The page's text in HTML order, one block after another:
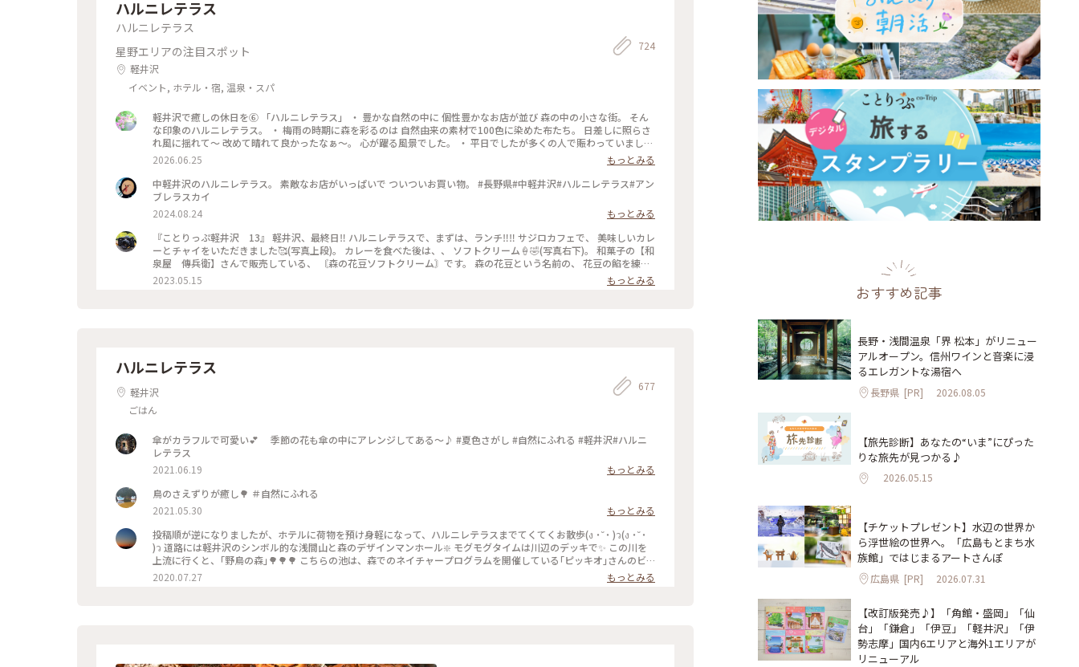
ハルニレテラス
ハルニレテラス
星野エリアの注目スポット
軽井沢
イベント, ホテル・宿, 温泉・スパ
724
軽井沢で癒しの休日を⑥ 「ハルニレテラス」 ・ 豊かな自然の中に 個性豊かなお店が並び 森の中の小さな街。 そん
な印象のハルニレテラス。 ・ 梅雨の時期に森を彩るのは 自然由来の素材で100色に染めた布たち。 日差しに照らさ
れ風に揺れて〜 改めて晴れて良かったなぁ〜。 心が躍る風景でした。 ・ 平日でしたが多くの人で賑わっていまし
た。 （週末はどうなっちゃうの？） #ひみつの絶景 #軽井沢 #ハルニレテラス
2026.06.25
もっとみる
中軽井沢のハルニレテラス。 素敵なお店がいっぱいで ついついお買い物。 #長野県#中軽井沢#ハルニレテラス#アン
ブレラスカイ
2024.08.24
もっとみる
『ことりっぷ軽井沢 13』 軽井沢、最終日‼️ ハルニレテラスで、まずは、ランチ‼️‼️ サジロカフェで、 美味しいカレ
ーとチャイをいただきました🥰(写真上段)。 カレーを食べた後は、、 ソフトクリーム🍦🤣(写真右下)。 和菓子の【和
泉屋 傳兵衛】さんで販売している、 〘森の花豆ソフトクリーム〙です。 森の花豆という名前の、 花豆の餡を練り
込んだソフトクリームで、 花豆の風味がするソフトクリームで、 すごく美味しかったです🥰🥰 【和泉屋 傳兵衛】
さんと、 【丸山珈琲】さんでお土産を買って、 帰宅しました。 本当に、のんびり過ごして、 食べて飲んての旅でし
2023.05.15 もっとみる
ハルニレテラス
軽井沢
ごはん
677
傘がカラフルで可愛い💕 季節の花も傘の中にアレンジしてある〜♪ #夏色さがし #自然にふれる #軽井沢#ハルニ
レテラス
2021.06.19
もっとみる
鳥のさえずりが癒し🌳 ＃自然にふれる
2021.05.30
もっとみる
投稿順が逆になりましたが、ホテルに荷物を預け身軽になって、ハルニレテラスまでてくてくお散歩(ง ˙˘˙ )ว(ง ˙˘˙
)ว 道路には軽井沢のシンボル的な浅間山と森のデザインマンホール❇️ モグモグタイムは川辺のデッキで✨ この川を
上流に行くと、｢野鳥の森｣🌳🌳🌳 こちらの池は、森でのネイチャープログラムを開催している｢ピッキオ｣さんのビ
ジターセンター🏡 プログラムにはない鴨たちのシンクロナイズドスイミングを見る事が出来ました🤣 #わたしの旅#
涼しげスイーツ #ことりっぷ軽井沢#ことりっぷ長野 #ハルニレテラス#グリーン#マイナスイオン #おさんぽ#デザイ
2020.07.27 もっとみる
おすすめ記事
長野・浅間温泉「界 松本」がリニュー
アルオープン。信州ワインと音楽に浸
るエレガントな湯宿へ
長野県 [PR] 2026.08.05
【旅先診断】あなたの“いま”にぴった
りな旅先が見つかる♪
2026.05.15
【チケットプレゼント】水辺の世界か
ら浮世絵の世界へ。「広島もとまち水
族館」ではじまるアートさんぽ
広島県 [PR] 2026.07.31
【改訂版発売♪】「角館・盛岡」「仙
台」「鎌倉」「伊豆」「軽井沢」「伊
勢志摩」国内6エリアと海外1エリアが
リニューアル